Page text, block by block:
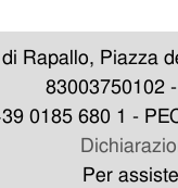
Rapallo, Piazza
83003750102
0185 680 1 -
Per